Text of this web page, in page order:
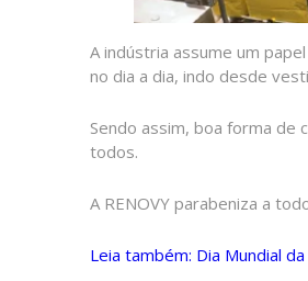
A indústria assume um
no dia a dia, indo desde
Sendo assim, boa forma de
todos.
A RENOVY parabeniza a
Leia também: Dia Mundial